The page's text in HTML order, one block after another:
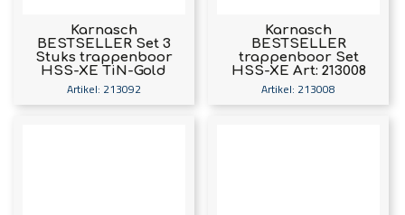
Karnasch
BESTSELLER Set 3
Stuks trappenboor
HSS-XE TiN-Gold
gecoat, rechte
spaangroef, 2-
Artikel: 213092
Karnasch
BESTSELLER
trappenboor Set
HSS-XE Art: 213008
Artikel: 213008